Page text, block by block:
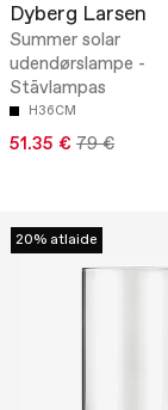
Dyberg Larsen
Summer solar
udendørslampe -
Stāvlampas
H36CM
51.35 € 79 €
20% atlaide